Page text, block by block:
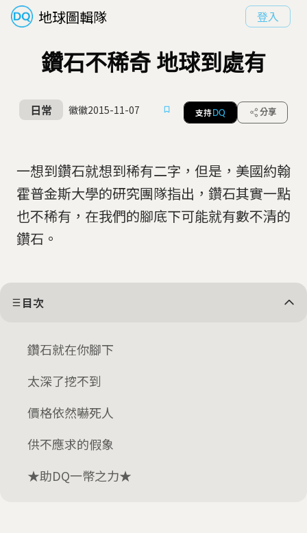
地球圖輯隊 登入
鑽石不稀奇 地球到處有
日常 徽徽2015-11-07 支持 DQ 分享
一想到鑽石就想到稀有二字，但是，美國約翰
霍普金斯大學的研究團隊指出，鑽石其實一點
也不稀有，在我們的腳底下可能就有數不清的
鑽石。
目次
鑽石就在你腳下
太深了挖不到
價格依然嚇死人
供不應求的假象
★助DQ一幣之力★